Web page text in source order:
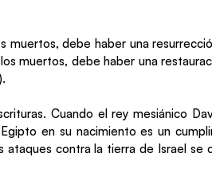
muertos, debe haber una
muertos, debe haber una
).
Cuando el rey mesiánico
en su nacimiento es un
ataques contra la tierra de Israel se